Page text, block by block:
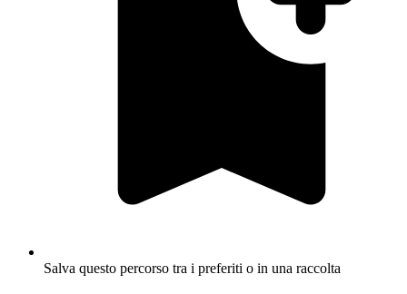
Salva questo percorso tra i preferiti o in una raccolta